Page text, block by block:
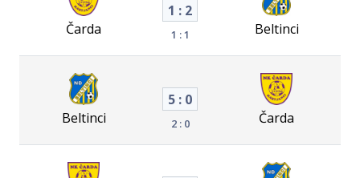
Čarda
1 : 2
1 : 1 Beltinci
Beltinci
5 : 0
2 : 0 Čarda